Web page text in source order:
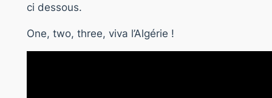
ci dessous.
One, two, three, viva l’Algérie !